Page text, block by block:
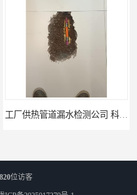
工厂供热管道漏水检测公司 科探管道工程
位访客